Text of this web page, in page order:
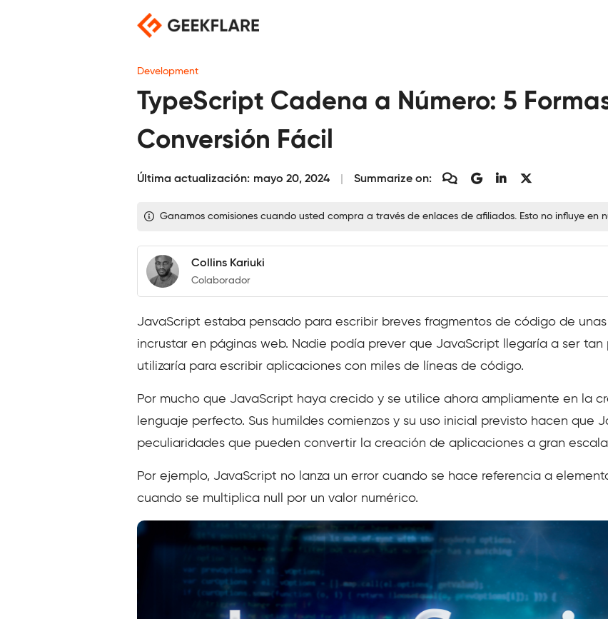
Development
TypeScript Cadena a Número: 5
Conversión Fácil
Última actualización: mayo 20, 2024 Summarize on:
Ganamos comisiones cuando usted compra a través de enlaces de afiliados. Esto no influye en
Collins Kariuki
Colaborador
JavaScript estaba pensado para escribir breves fragmentos de código de
incrustar en páginas web. Nadie podía prever que JavaScript llegaría a ser
utilizaría para escribir aplicaciones con miles de líneas de código.
Por mucho que JavaScript haya crecido y se utilice ahora ampliamente en la
lenguaje perfecto. Sus humildes comienzos y su uso inicial previsto hacen que
peculiaridades que pueden convertir la creación de aplicaciones a gran
Por ejemplo, JavaScript no lanza un error cuando se hace referencia a
cuando se multiplica null por un valor numérico.